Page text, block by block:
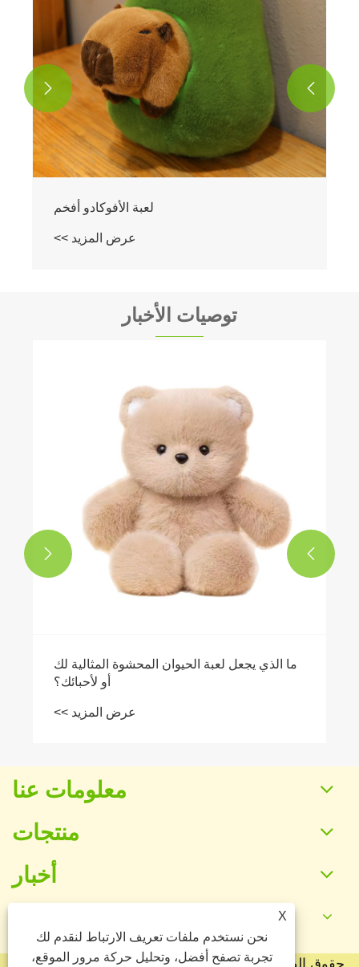
لعبة الأفوكادو أفخم
عرض المزيد >>


توصيات الأخبار
ما الذي يجعل لعبة الحيوان المحشوة المثالية لك
أو لأحبائك؟
عرض المزيد >>


معلومات عنا
منتجات
أخبار
حقوق الطبع والنشر © 2025 شركة Baoding Yuankang
X
نحن نستخدم ملفات تعريف الارتباط لنقدم لك
تجربة تصفح أفضل، وتحليل حركة مرور الموقع،